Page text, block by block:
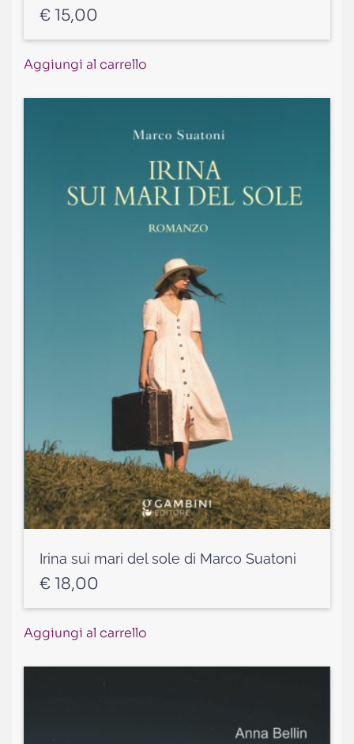
€ 15,00
Aggiungi al carrello
Irina sui mari del sole di Marco Suatoni
€ 18,00
Aggiungi al carrello